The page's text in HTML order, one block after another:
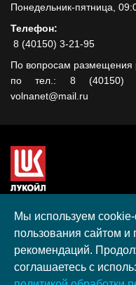
Понедельник-пятница,
Телефон:
8 (40150) 3-21-95
По вопросам размещения
по тел.: 8 (40150)
volnanet@mail.ru
гранта, полученного в
культурных
Согласие на
Разработка,
Мы используем
пользования сайтом
рекомендаций.
соглашаетесь с